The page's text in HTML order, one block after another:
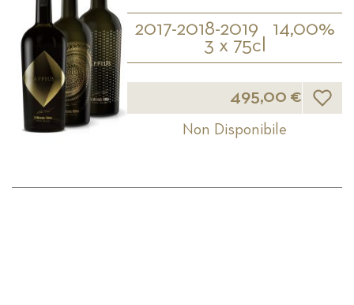
2017-2018-2019
14,00%
3 x 75cl
495,00 € Lista
Non Disponibile